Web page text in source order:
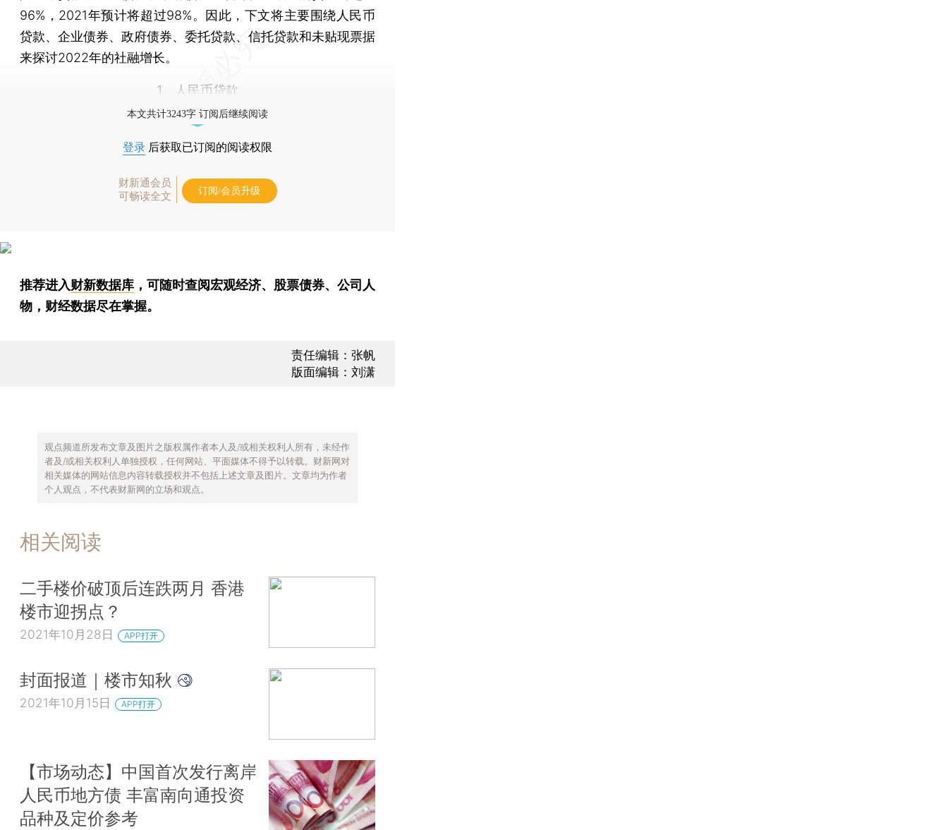
96%，2021年预计将超过98%。因此，下文将主要围绕人民币
贷款、企业债券、政府债券、委托贷款、信托贷款和未贴现票据
来探讨2022年的社融增长。
1、人民币贷款
本文共计3243字 订阅后继续阅读
登录 后获取已订阅的阅读权限
财新通会员
可畅读全文
订阅/会员升级
推荐进入财新数据库 ，可随时查阅宏观经济、股票债券、公司人
物，财经数据尽在掌握。
责任编辑：张帆
版面编辑：刘潇
观点频道所发布文章及图片之版权属作者本人及/或相关权利人所有，未经作
者及/或相关权利人单独授权，任何网站、平面媒体不得予以转载。财新网对
相关媒体的网站信息内容转载授权并不包括上述文章及图片。文章均为作者
个人观点，不代表财新网的立场和观点。
相关阅读
二手楼价破顶后连跌两月 香港
楼市迎拐点？
2021年10月28日 APP打开
封面报道｜楼市知秋
2021年10月15日 APP打开
【市场动态】中国首次发行离岸
人民币地方债 丰富南向通投资
品种及定价参考